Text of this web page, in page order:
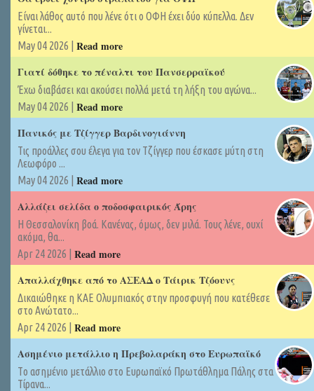
Είναι λάθος αυτό που λένε ότι ο ΟΦΗ έχει δύο κύπελλα. Δεν
γίνεται...
May 04 2026 | Read more
Γιατί δόθηκε το πέναλτι του Πανσερραϊκού
Έχω διαβάσει και ακούσει πολλά μετά τη λήξη του αγώνα...
May 04 2026 | Read more
Πανικός με Τζίγγερ Βαρδινογιάννη
Τις προάλλες σου έλεγα για τον Τζίγγερ που έσκασε μύτη στη
Λεωφόρο ...
May 04 2026 | Read more
Αλλάζει σελίδα ο ποδοσφαιρικός Άρης
Η Θεσσαλονίκη βοά. Κανένας, όμως, δεν μιλά. Τους λένε, ουχί
ακόμα, θα...
Apr 24 2026 | Read more
Απαλλάχθηκε από το ΑΣΕΑΔ ο Τάιρικ Τζόουνς
Δικαιώθηκε η ΚΑΕ Ολυμπιακός στην προσφυγή που κατέθεσε
στο Ανώτατο...
Apr 24 2026 | Read more
Ασημένιο μετάλλιο η Πρεβολαράκη στο Ευρωπαϊκό
Tο ασημένιο μετάλλιο στο Ευρωπαϊκό Πρωτάθλημα Πάλης στα
Τίρανα...